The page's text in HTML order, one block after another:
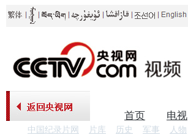
首页 电视
中国纪录片网 片库 历史 军事 人物